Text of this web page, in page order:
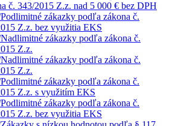
č. 343/2015 Z.z. nad 5 000 € bez DPH
zákazky podľa zákona č.
Z.z. bez využitia EKS
zákazky podľa zákona č.
Z.z.
zákazky podľa zákona č.
Z.z.
zákazky podľa zákona č.
Z.z. s využitím EKS
zákazky podľa zákona č.
Z.z. bez využitia EKS